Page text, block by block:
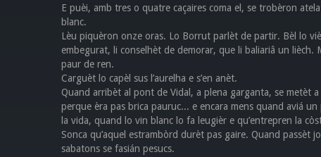
E puèi, amb tres o quatre caçaires coma el, se trobèron
blanc.
Lèu piquèron onze oras. Lo Borrut parlèt de partir. Bèl lo
embegurat, li conselhèt de demorar, que li baliariâ un lièch.
paur de ren.
Carguèt lo capèl sus l’aurelha e s’en anèt.
Quand arribèt al pont de Vidal, a plena garganta, se metèt
perque èra pas brica pauruc... e encara mens quand aviá
la vida, quand lo vin blanc lo fa leugièr e qu’entrepren la
Sonca qu’aquel estrambòrd durèt pas gaire. Quand passèt
sabatons se fasián pesucs.